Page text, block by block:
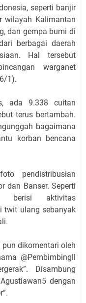
seperti banjir
wilayah Kalimantan
dan gempa bumi di
berbagai daerah
Hal tersebut
warganet
1).
ada 9.338 cuitan
terus bertambah.
bagaimana
korban bencana
pendistribusian
dan Banser. Seperti
berisi aktivitas
twit ulang sebanyak
pun dikomentari oleh
@Pembimbingll
Disambung
dengan